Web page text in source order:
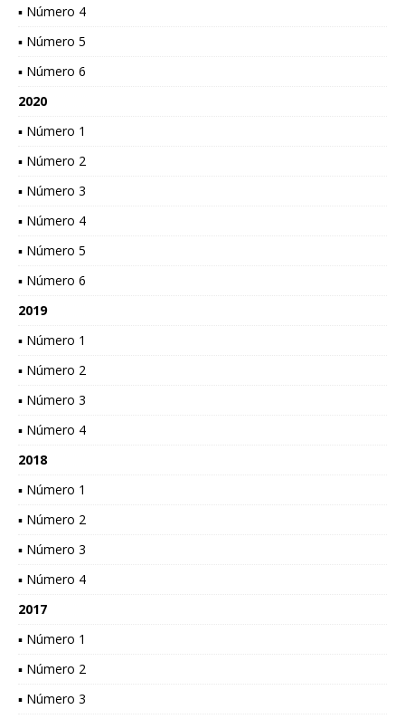
▪ Número 4
▪ Número 5
▪ Número 6
2020
▪ Número 1
▪ Número 2
▪ Número 3
▪ Número 4
▪ Número 5
▪ Número 6
2019
▪ Número 1
▪ Número 2
▪ Número 3
▪ Número 4
2018
▪ Número 1
▪ Número 2
▪ Número 3
▪ Número 4
2017
▪ Número 1
▪ Número 2
▪ Número 3